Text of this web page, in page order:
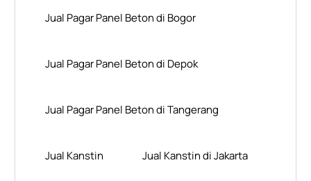
Jual Pagar Panel Beton di Bogor
Jual Pagar Panel Beton di Depok
Jual Pagar Panel Beton di Tangerang
Jual Kanstin Jual Kanstin di Jakarta